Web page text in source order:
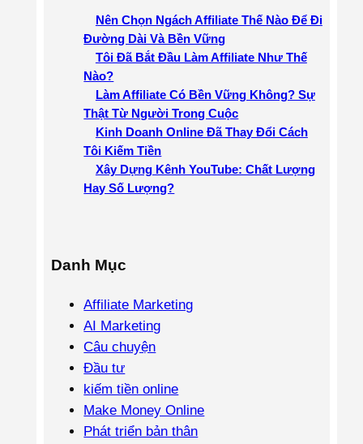
Nên Chọn Ngách Affiliate Thế Nào Để Đi
Đường Dài Và Bền Vững
Tôi Đã Bắt Đầu Làm Affiliate Như Thế
Nào?
Làm Affiliate Có Bền Vững Không? Sự
Thật Từ Người Trong Cuộc
Kinh Doanh Online Đã Thay Đổi Cách
Tôi Kiếm Tiền
Xây Dựng Kênh YouTube: Chất Lượng
Hay Số Lượng?
Danh Mục
Affiliate Marketing
AI Marketing
Câu chuyện
Đầu tư
kiếm tiền online
Make Money Online
Phát triển bản thân